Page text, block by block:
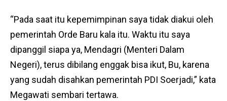
“Pada saat itu kepemimpinan saya tidak diakui oleh
pemerintah Orde Baru kala itu. Waktu itu saya
dipanggil siapa ya, Mendagri (Menteri Dalam
Negeri), terus dibilang enggak bisa ikut, Bu, karena
yang sudah disahkan pemerintah PDI Soerjadi,” kata
Megawati sembari tertawa.